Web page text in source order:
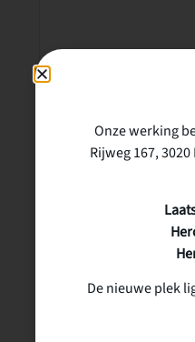
Onze werking
Rijweg 167,
De nieuwe plek